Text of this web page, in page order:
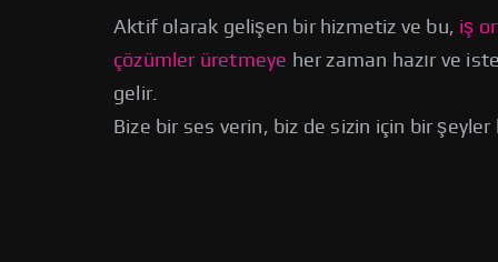
Aktif olarak gelişen bir hizmetiz ve bu, iş
çözümler üretmeye her zaman hazır ve
gelir.
Bize bir ses verin, biz de sizin için bir şeyler
API anahtarımı nereden
buradan API belgelerine de
Değişim sağlayıcımız olmak
ulaşmaktan çekinmeyin!